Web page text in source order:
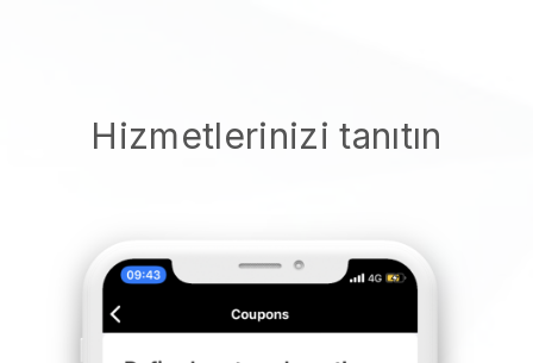
Hizmetlerinizi tanıtın